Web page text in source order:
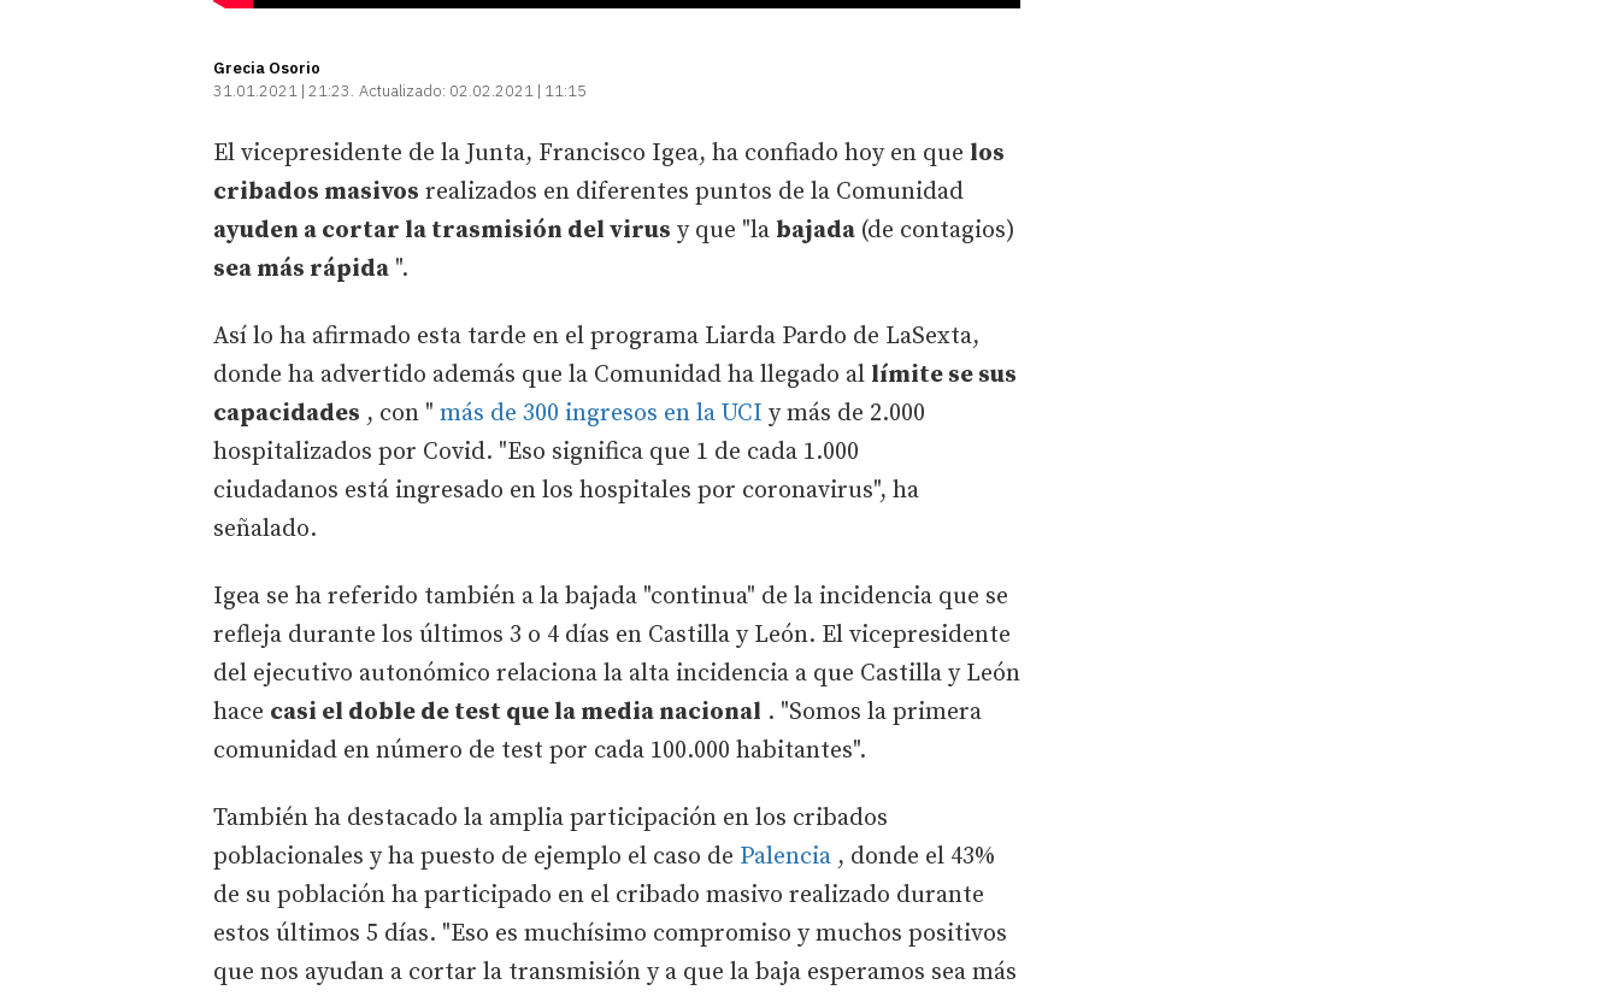
Grecia Osorio
31.01.2021 | 21:23 Actualizado: 02.02.2021 | 11:15
El vicepresidente de la Junta, Francisco Igea, ha confiado hoy en que los
cribados masivos realizados en diferentes puntos de la Comunidad
ayuden a cortar la trasmisión del virus y que "la bajada (de contagios)
sea más rápida ".
Así lo ha afirmado esta tarde en el programa Liarda Pardo de LaSexta,
donde ha advertido además que la Comunidad ha llegado al límite se sus
capacidades , con " más de 300 ingresos en la UCI y más de 2.000
hospitalizados por Covid. "Eso significa que 1 de cada 1.000
ciudadanos está ingresado en los hospitales por coronavirus", ha
señalado.
Igea se ha referido también a la bajada "continua" de la incidencia que se
refleja durante los últimos 3 o 4 días en Castilla y León. El vicepresidente
del ejecutivo autonómico relaciona la alta incidencia a que Castilla y León
hace casi el doble de test que la media nacional . "Somos la primera
comunidad en número de test por cada 100.000 habitantes".
También ha destacado la amplia participación en los cribados
poblacionales y ha puesto de ejemplo el caso de Palencia , donde el 43%
de su población ha participado en el cribado masivo realizado durante
estos últimos 5 días. "Eso es muchísimo compromiso y muchos positivos
que nos ayudan a cortar la transmisión y a que la baja esperamos sea más